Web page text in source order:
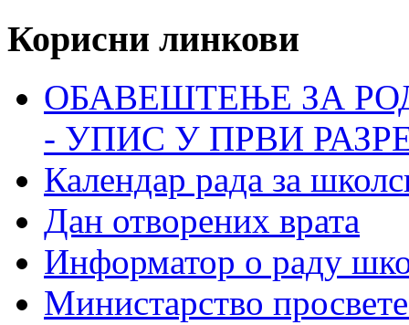
Корисни линкови
ОБАВЕШТЕЊЕ ЗА
- УПИС У ПРВИ
Календар рада за
Дан отворених врата
Информатор о раду
Министарство